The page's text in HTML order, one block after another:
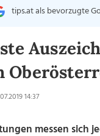
tips.at als bevorzugte
14:37
messen sich